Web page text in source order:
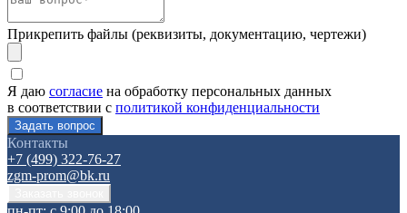
Прикрепить файлы (реквизиты, документацию, чертежи)
Я даю согласие на обработку персональных данных
в соответствии с политикой конфиденциальности
Контакты
+7 (499) 322-76-27
zgm-prom@bk.ru